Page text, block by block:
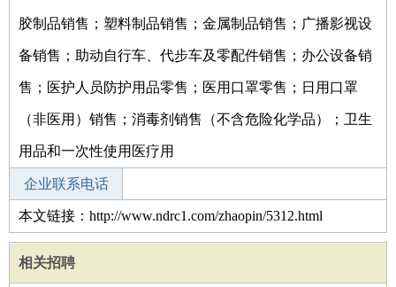
胶制品销售；塑料制品销售；金属制品销售；广播影视设
备销售；助动自行车、代步车及零配件销售；办公设备销
售；医护人员防护用品零售；医用口罩零售；日用口罩
（非医用）销售；消毒剂销售（不含危险化学品）；卫生
用品和一次性使用医疗用
企业联系电话
本文链接：http://www.ndrc1.com/zhaopin/5312.html
相关招聘